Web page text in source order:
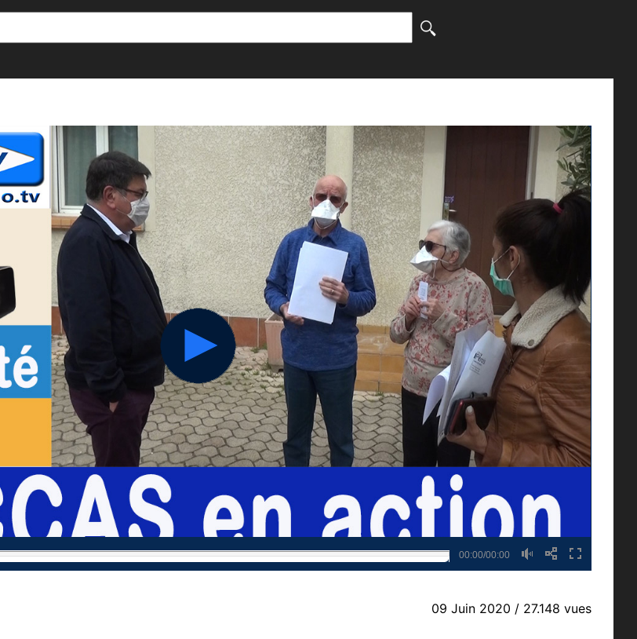
[()]
00:00/00:00
09 Juin 2020 / 27.148 vues